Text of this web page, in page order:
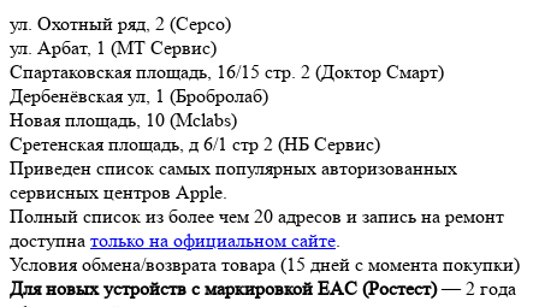
ул. Охотный ряд, 2 (Серсо)
ул. Арбат, 1 (МТ Сервис)
Спартаковская площадь, 16/15 стр. 2 (Доктор Смарт)
Дербенёвская ул, 1 (Бробролаб)
Новая площадь, 10 (Mclabs)
Сретенская площадь, д 6/1 стр 2 (НБ Сервис)
Приведен список самых популярных авторизованных
сервисных центров Apple.
Полный список из более чем 20 адресов и запись на ремонт
доступна только на официальном сайте.
Условия обмена/возврата товара (15 дней с момента покупки)
Для новых устройств с маркировкой EAC (Ростест)— 2 года